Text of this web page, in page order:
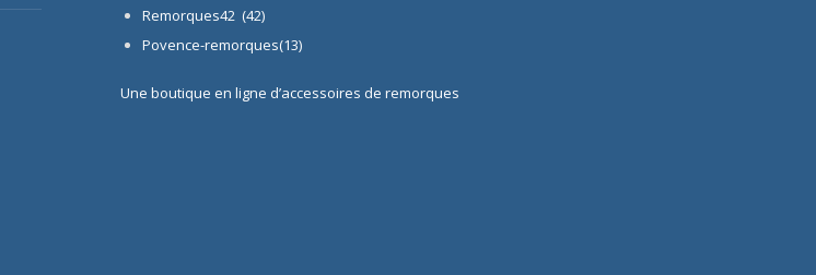
Remorques42 (42)
Povence-remorques(13)
Une boutique en ligne d’accessoires de remorques